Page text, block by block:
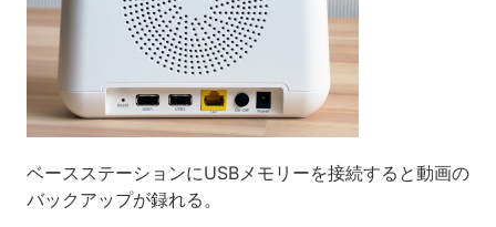
ベースステーションにUSBメモリーを接続すると動画の
バックアップが録れる。